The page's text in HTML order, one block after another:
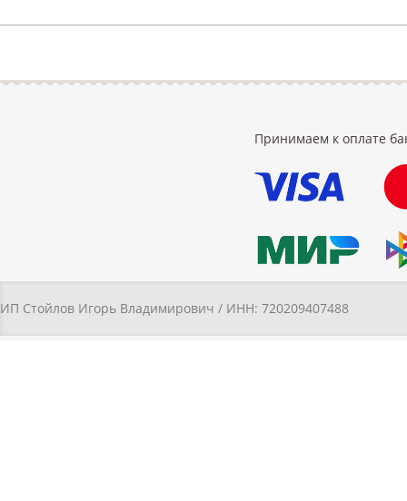
Принимаем к оплате
ИП Стойлов Игорь Владимирович / ИНН: 720209407488